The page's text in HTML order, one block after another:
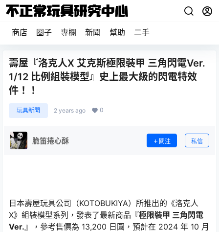
商店 圈子 專欄 新聞 幫助 二手
壽屋『洛克人X 艾克斯極限裝甲 三角閃電Ver.
1/12 比例組裝模型』史上最大級的閃電特效
件！！
玩具新聞 2 years ago 0
脆笛捲心酥 關注 私信
日本壽屋玩具公司（KOTOBUKIYA）所推出的《洛克人
X》組裝模型系列，發表了最新商品『極限裝甲 三角閃電
Ver.』，參考售價為 13,200 日圓，預計在 2024 年 10 月